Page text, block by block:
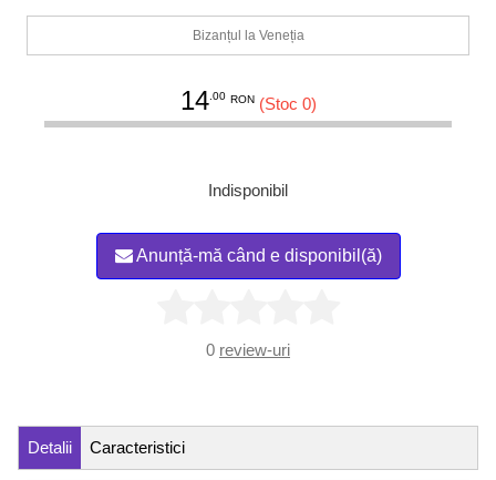
Bizanțul la Veneția
14.00 RON (Stoc 0)
Indisponibil
Anunță-mă când e disponibil(ă)
0 review-uri
Detalii Caracteristici